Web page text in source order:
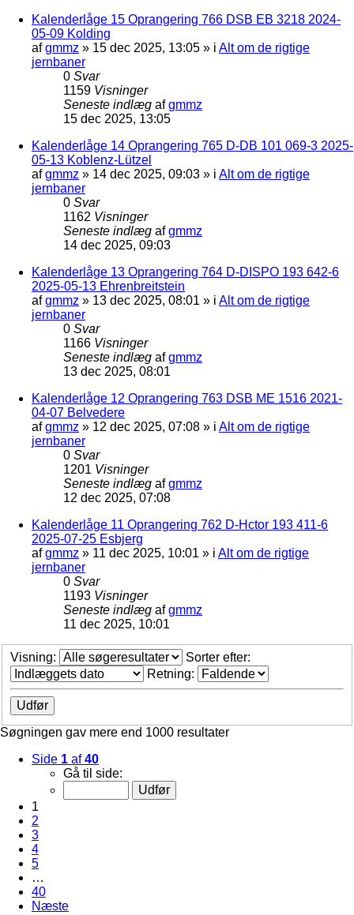
Kalenderlåge 15 Oprangering 766 DSB EB 3218 2024-
05-09 Kolding
afgmmz » 15 dec 2025, 13:05 » i Alt om de rigtige
jernbaner
0 Svar
1159 Visninger
Seneste indlæg afgmmz
15 dec 2025, 13:05
Kalenderlåge 14 Oprangering 765 D-DB 101 069-3 2025-
05-13 Koblenz-Lützel
afgmmz » 14 dec 2025, 09:03 » i Alt om de rigtige
jernbaner
0 Svar
1162 Visninger
Seneste indlæg afgmmz
14 dec 2025, 09:03
Kalenderlåge 13 Oprangering 764 D-DISPO 193 642-6
2025-05-13 Ehrenbreitstein
afgmmz » 13 dec 2025, 08:01 » i Alt om de rigtige
jernbaner
0 Svar
1166 Visninger
Seneste indlæg afgmmz
13 dec 2025, 08:01
Kalenderlåge 12 Oprangering 763 DSB ME 1516 2021-
04-07 Belvedere
afgmmz » 12 dec 2025, 07:08 » i Alt om de rigtige
jernbaner
0 Svar
1201 Visninger
Seneste indlæg afgmmz
12 dec 2025, 07:08
Kalenderlåge 11 Oprangering 762 D-Hctor 193 411-6
2025-07-25 Esbjerg
afgmmz » 11 dec 2025, 10:01 » i Alt om de rigtige
jernbaner
0 Svar
1193 Visninger
Seneste indlæg afgmmz
11 dec 2025, 10:01
Visning:
Sorter efter:
Retning:
Søgningen gav mere end 1000 resultater
Side 1 af40
Gå til side:
1
2
3
4
5
…
40
Næste